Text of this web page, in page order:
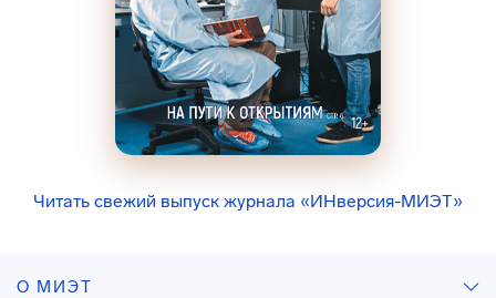
Читать свежий выпуск журнала «ИНверсия-МИЭТ»
О МИЭТ